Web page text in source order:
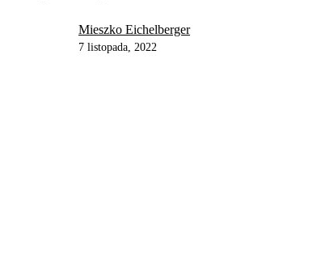
Mieszko Eichelberger
7 listopada, 2022